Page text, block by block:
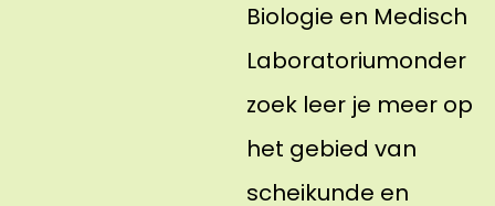
Biologie en Medisch
Laboratoriumonder
zoek leer je meer op
het gebied van
scheikunde en